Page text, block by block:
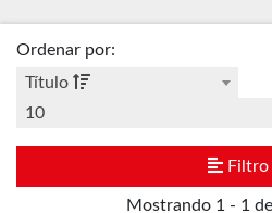
Mostrando 1 - 1
Ordenar por:
Título
10
Filtro